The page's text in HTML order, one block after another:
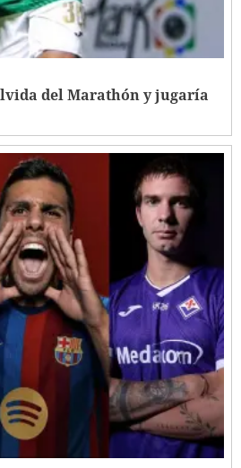
del Marathón y jugaría